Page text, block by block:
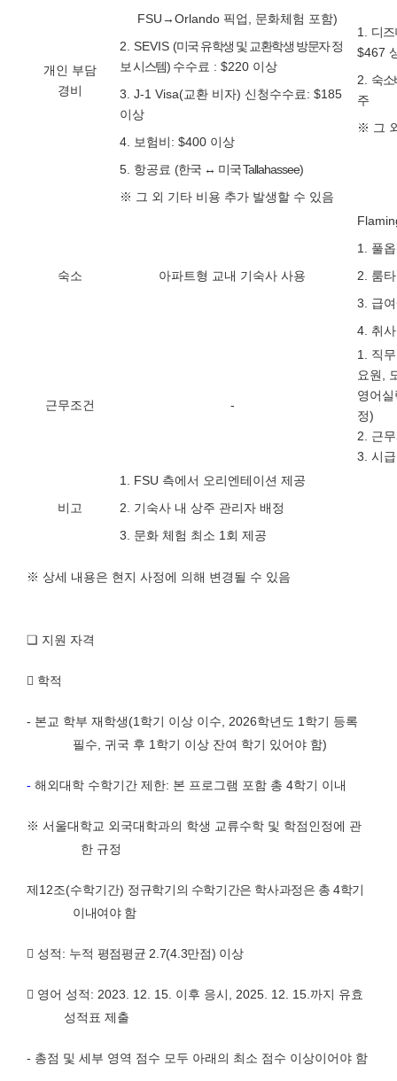
개인 부담
경비
FSU→Orlando 픽업, 문화체험 포함)
2. SEVIS (미국 유학생 및 교환학생 방문자 정
보 시스템)수수료 : $220 이상
3. J-1 Visa(교환 비자) 신청수수료: $185
이상
4. 보험비: $400 이상
5. 항공료 (한국 ↔ 미국Tallahassee)
※ 그 외 기타 비용 추가 발생할 수 있음
1. 디
$467
2. 숙소
주
※ 그
숙소 아파트형 교내 기숙사 사용
1. 풀
2. 룸
3. 급
4. 취
근무조건 -
1. 직
요원,
영어
정)
2. 근
3. 시급
비고
1. FSU 측에서 오리엔테이션 제공
2. 기숙사 내 상주 관리자 배정
3. 문화 체험 최소 1회 제공
※ 상세 내용은 현지 사정에 의해 변경될 수 있음
❏ 지원 자격
 학적
- 본교 학부 재학생(1학기 이상 이수, 2026학년도 1학기 등록
필수, 귀국 후 1학기 이상 잔여 학기 있어야 함)
-해외대학 수학기간 제한: 본 프로그램 포함 총4학기 이내
※서울대학교 외국대학과의 학생 교류수학 및 학점인정에 관
한 규정
제12조(수학기간) 정규학기의 수학기간은 학사과정은 총4학기
이내여야 함
 성적: 누적 평점평균2.7(4.3만점) 이상
 영어 성적: 2023. 12. 15. 이후 응시, 2025. 12. 15.까지 유효
성적표 제출
- 총점 및 세부 영역 점수 모두 아래의 최소 점수 이상이어야 함